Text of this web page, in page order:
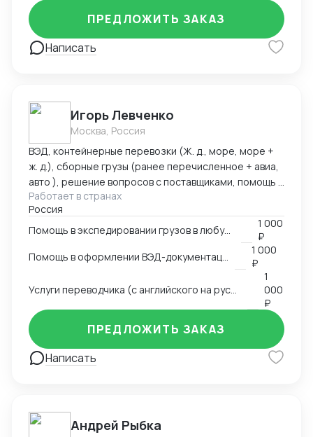
Написать
ПРЕДЛОЖИТЬ ЗАКАЗ
Игорь Левченко
Москва, Россия
ВЭД, контейнерные перевозки (Ж. д., море, море +
ж. д.), сборные грузы (ранее перечисленное + авиа,
авто ), решение вопросов с поставщиками, помощь в
оформлении документов. Имею 15 летний опыт
работы в сфере ВЭД. Работал в торговых компаниях
и компаниях-экспедиторах. Работал с десятками
Работает в странах
Россия
Помощь в экспедировании грузов в любую точку мира
1 000
₽
1 000
₽
Услуги переводчика (с английского на русский и с русского на английский)
1
000
₽
Написать
ПРЕДЛОЖИТЬ ЗАКАЗ
Андрей Рыбка